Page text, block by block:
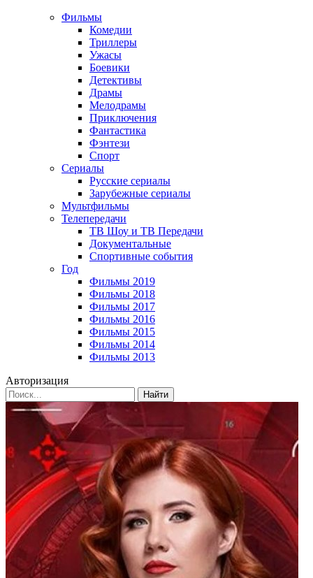
Фильмы
Комедии
Триллеры
Ужасы
Боевики
Детективы
Драмы
Мелодрамы
Приключения
Фантастика
Фэнтези
Спорт
Сериалы
Русские сериалы
Зарубежные сериалы
Мультфильмы
Телепередачи
ТВ Шоу и ТВ Передачи
Документальные
Спортивные события
Год
Фильмы 2019
Фильмы 2018
Фильмы 2017
Фильмы 2016
Фильмы 2015
Фильмы 2014
Фильмы 2013
Авторизация
Найти